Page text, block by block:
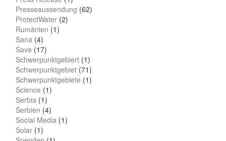
Presseaussendung (62)
ProtectWater (2)
Rumänien (1)
Sana (4)
Save (17)
Schwerpunktgebiert (1)
Schwerpunktgebiet (71)
Schwerpunktgebiete (1)
Science (1)
Serbia (1)
Serbien (4)
Social Media (1)
Solar (1)